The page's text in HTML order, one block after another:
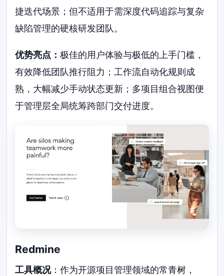
捷迭代场景；但不适用于需深度代码追踪与复杂
缺陷管理的硬核研发团队。
优势亮点：极佳的用户体验与极低的上手门槛，
有效降低团队推行阻力；工作流自动化规则成
熟，大幅减少手动状态更新；多项目组合视图便
于管理层全局统筹跨部门交付进度。
Redmine
工具概况：作为开源项目管理领域的常青树，